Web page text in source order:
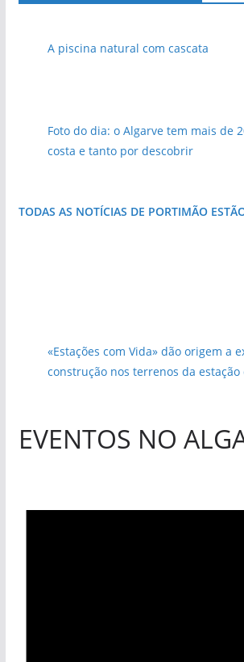
A piscina natural com cascata
Foto do dia: o Algarve tem mais de
costa e tanto por descobrir
TODAS AS NOTÍCIAS DE PORTIMÃO
«Estações com Vida» dão origem a
construção nos terrenos da estação
EVENTOS NO